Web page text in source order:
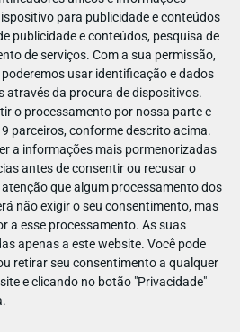
para publicidade e conteúdos
publicidade e conteúdos, pesquisa de
de serviços. Com a sua permissão,
usar identificação e dados
através da procura de dispositivos.
o processamento por nossa parte e
parceiros, conforme descrito acima.
a informações mais pormenorizadas
antes de consentir ou recusar o
atenção que algum processamento dos
não exigir o seu consentimento, mas
a esse processamento. As suas
apenas a este website. Você pode
retirar seu consentimento a qualquer
e clicando no botão "Privacidade"
e software topo de gama na
a marca espera aumentar ainda
dentro e à volta dos seus